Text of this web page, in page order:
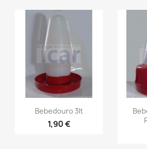
Bebedouro 3lt
1,90 €